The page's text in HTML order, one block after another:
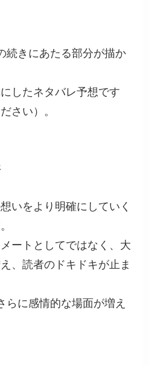
続きにあたる部分が描か
したネタバレ予想です
さい）。
いをより明確にしていく
ートとしてではなく、大
、読者のドキドキが止ま
らに感情的な場面が増え